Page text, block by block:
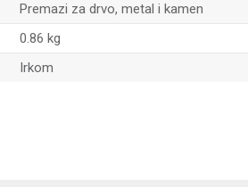
Premazi za drvo, metal i kamen
0.86 kg
Irkom